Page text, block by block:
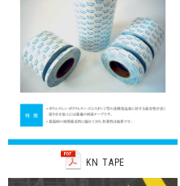
KN TAPE